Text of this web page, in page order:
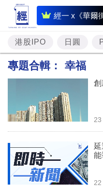
經一 x《華爾
即
時
財
經
投
資
理
港股IPO 日圓
專題合輯： 幸福